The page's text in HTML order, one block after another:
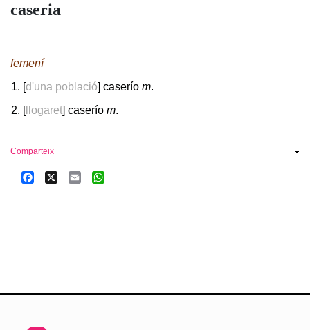
caseria
femení
[d'una població] caserío m.
[llogaret] caserío m.
Comparteix
Facebook Email